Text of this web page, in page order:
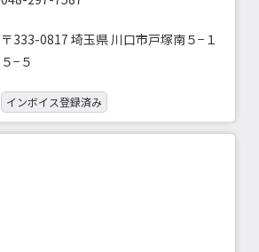
〒333-0817 埼玉県 川口市戸塚南５−１
５−５
インボイス登録済み